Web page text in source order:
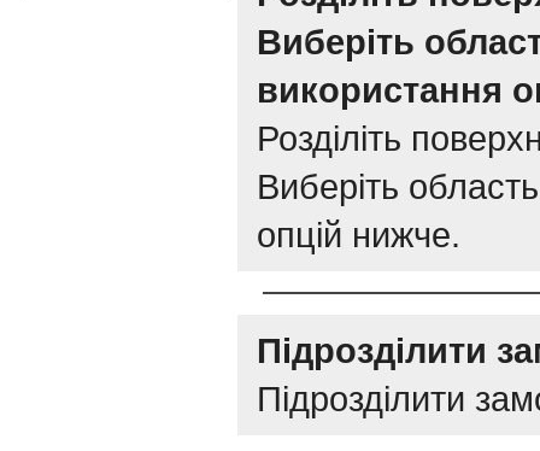
Виберіть
використання
Розділіть
Виберіть
опцій нижче.
Підрозділити
Підрозділити